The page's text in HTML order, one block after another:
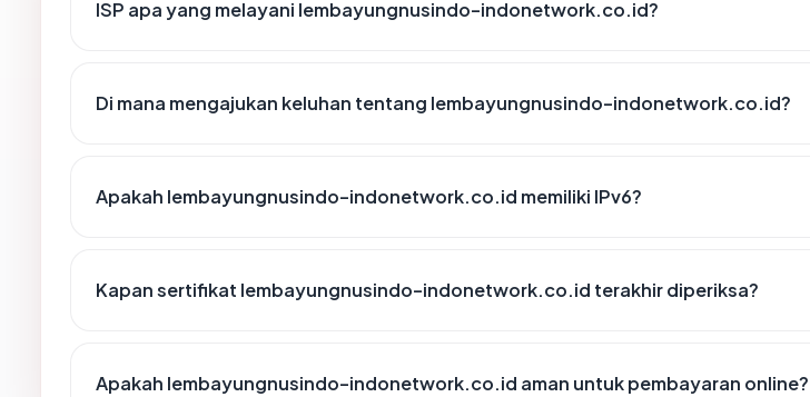
ISP apa yang melayani lembayungnusindo-indonetwork.co.id?
Di mana mengajukan keluhan tentang lembayungnusindo-indonetwork.co.id?
Apakah lembayungnusindo-indonetwork.co.id memiliki IPv6?
Kapan sertifikat lembayungnusindo-indonetwork.co.id terakhir diperiksa?
Apakah lembayungnusindo-indonetwork.co.id aman untuk pembayaran online?